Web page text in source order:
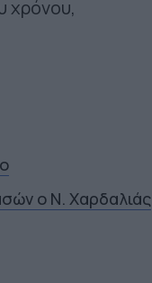
χρόνου,
ο Ν. Χαρδαλιάς